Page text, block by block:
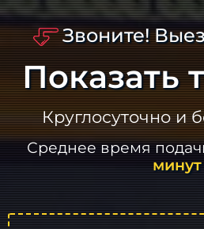
Звоните!
Показать
Круглосуточно и
Среднее время
минут